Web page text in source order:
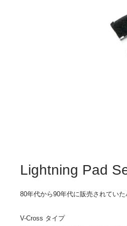
Lightning Pad
80年代から90年代に販売されてい
V-Cross タイプ